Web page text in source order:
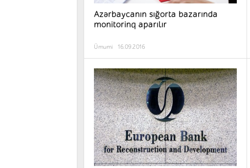
Azərbaycanın sığorta bazarında
monitorinq aparılır
Ümumi 16.09.2016